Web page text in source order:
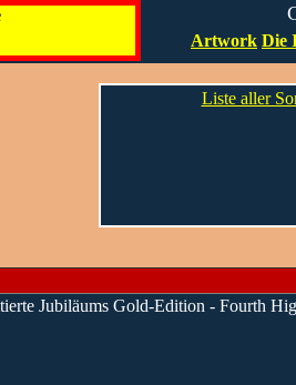
Artwork Die
Liste aller
Jubiläums Gold-Edition - Fourth